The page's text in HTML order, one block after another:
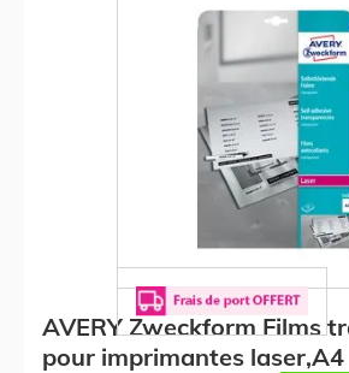
AVERY Zweckform Films
pour imprimantes laser,A4